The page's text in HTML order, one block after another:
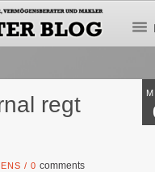
regt
/0comments